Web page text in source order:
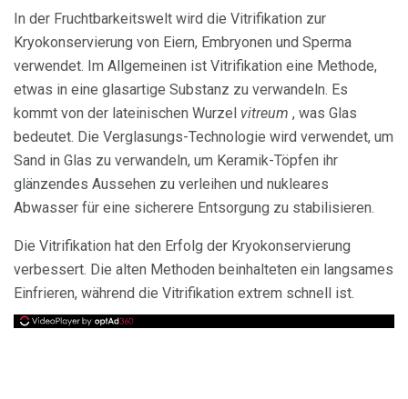
In der Fruchtbarkeitswelt wird die Vitrifikation zur
Kryokonservierung von Eiern, Embryonen und Sperma
verwendet. Im Allgemeinen ist Vitrifikation eine Methode,
etwas in eine glasartige Substanz zu verwandeln. Es
kommt von der lateinischen Wurzel vitreum , was Glas
bedeutet. Die Verglasungs-Technologie wird verwendet, um
Sand in Glas zu verwandeln, um Keramik-Töpfen ihr
glänzendes Aussehen zu verleihen und nukleares
Abwasser für eine sicherere Entsorgung zu stabilisieren.
Die Vitrifikation hat den Erfolg der Kryokonservierung
verbessert. Die alten Methoden beinhalteten ein langsames
Einfrieren, während die Vitrifikation extrem schnell ist.